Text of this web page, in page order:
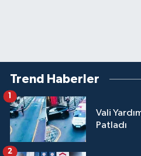
Trend Haberler
Vali
Patladı
1
2